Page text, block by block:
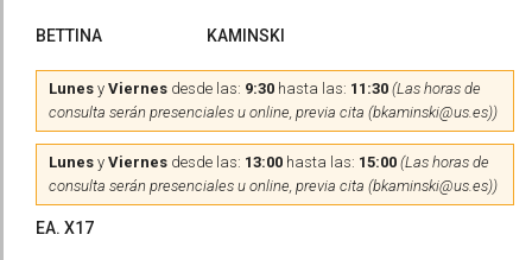
BETTINA KAMINSKI
Lunes y Viernes desde las: 9:30 hasta las: 11:30 (Las horas de
consulta serán presenciales u online, previa cita (bkaminski@us.es))
Lunes y Viernes desde las: 13:00 hasta las: 15:00 (Las horas de
consulta serán presenciales u online, previa cita (bkaminski@us.es))
EA. X17